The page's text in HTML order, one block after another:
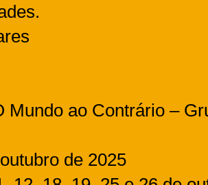
Mundo ao Contrário –
de 2025